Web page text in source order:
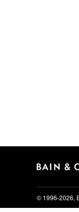
© 1996-2026,